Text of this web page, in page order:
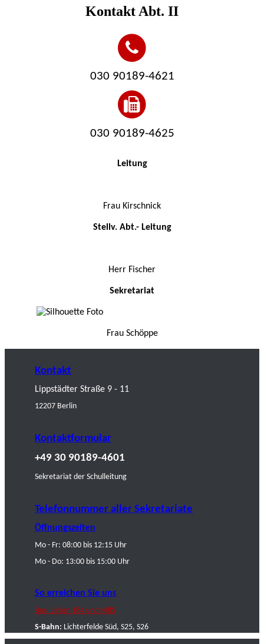
Kontakt Abt. II
030 90189-4621
030 90189-4625
Leitung
Frau Kirschnick
Stellv. Abt.- Leitung
Herr Fischer
Sekretariat
Frau Schöppe
Kontakt
Lippstädter Straße 9 - 11
12207 Berlin
Kontaktformular
+49 30 90189-4601
Sekretariat der Schulleitung
Telefonnummer aller Sekretariate
Öffnungszeiten
Mo - Fr: 08:00 bis 12:15 Uhr
Mo - Do: 13:00 bis 15:00 Uhr
So erreichen Sie uns
Bus: Linien 184 und M85
S-Bahn: Lichterfelde Süd, S25, S26